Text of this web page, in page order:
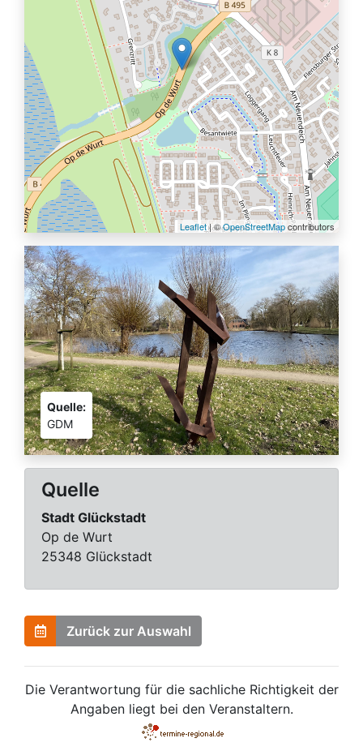
Leaflet| ©OpenStreetMapcontributors
Quelle:
GDM
Quelle
Stadt Glückstadt
Op de Wurt
25348 Glückstadt
Zurück zur Auswahl
Die Verantwortung für die sachliche Richtigkeit der
Angaben liegt bei den Veranstaltern.